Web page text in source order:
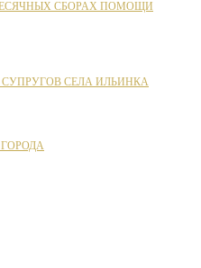
СБОРАХ ПОМОЩИ
СЕЛА ИЛЬИНКА